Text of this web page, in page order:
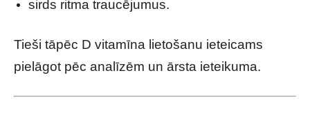
sirds ritma traucējumus.
Tieši tāpēc D vitamīna lietošanu ieteicams
pielāgot pēc analīzēm un ārsta ieteikuma.